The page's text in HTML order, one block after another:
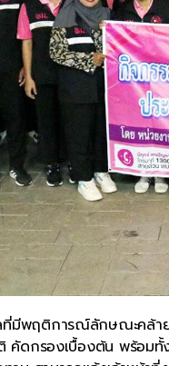
มีพฤติการณ์ลักษณะคล้าย
คัดกรองเบื้องต้น พร้อม